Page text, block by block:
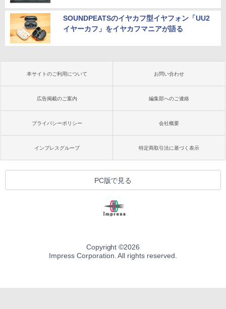
SOUNDPEATSのイヤカフ型イヤフォン「UU2
イヤーカフ」をイヤカフマニアが語る
本サイトのご利用について お問い合わせ
広告掲載のご案内 編集部へのご連絡
プライバシーポリシー 会社概要
インプレスグループ 特定商取引法に基づく表示
PC版で見る
Copyright ©2026
Impress Corporation. All rights reserved.